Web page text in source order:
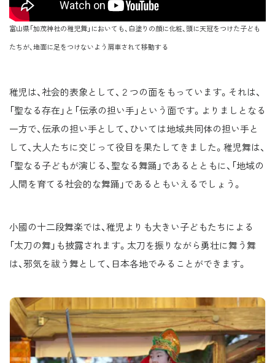
富山県「加茂神社の稚児舞」においても、白塗りの顔に化粧、頭に天冠をつけた子ども
たちが、地面に足をつけないよう肩車されて移動する
稚児は、社会的表象として、２つの面をもっています。それは、
「聖なる存在」と「伝承の担い手」という面です。よりましとなる
一方で、伝承の担い手として、ひいては地域共同体の担い手と
して、大人たちに交じって役目を果たしてきました。稚児舞は、
「聖なる子どもが演じる、聖なる舞踊」であるとともに、「地域の
人間を育てる社会的な舞踊」であるともいえるでしょう。
小國の十二段舞楽では、稚児よりも大きい子どもたちによる
「太刀の舞」も披露されます。太刀を振りながら勇壮に舞う舞
は、邪気を祓う舞として、日本各地でみることができます。